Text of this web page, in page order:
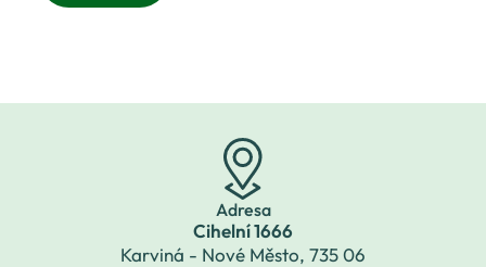
Adresa
Cihelní 1666
Karviná - Nové Město, 735 06